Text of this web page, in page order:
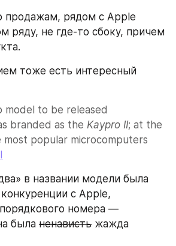
продажам, рядом с Apple
ряду, не где-то сбоку, причем
тоже есть интересный
model to be released
branded as the Kaypro II; at the
popular microcomputers
в названии модели была
с Apple,
порядкового номера —
была ненависть жажда